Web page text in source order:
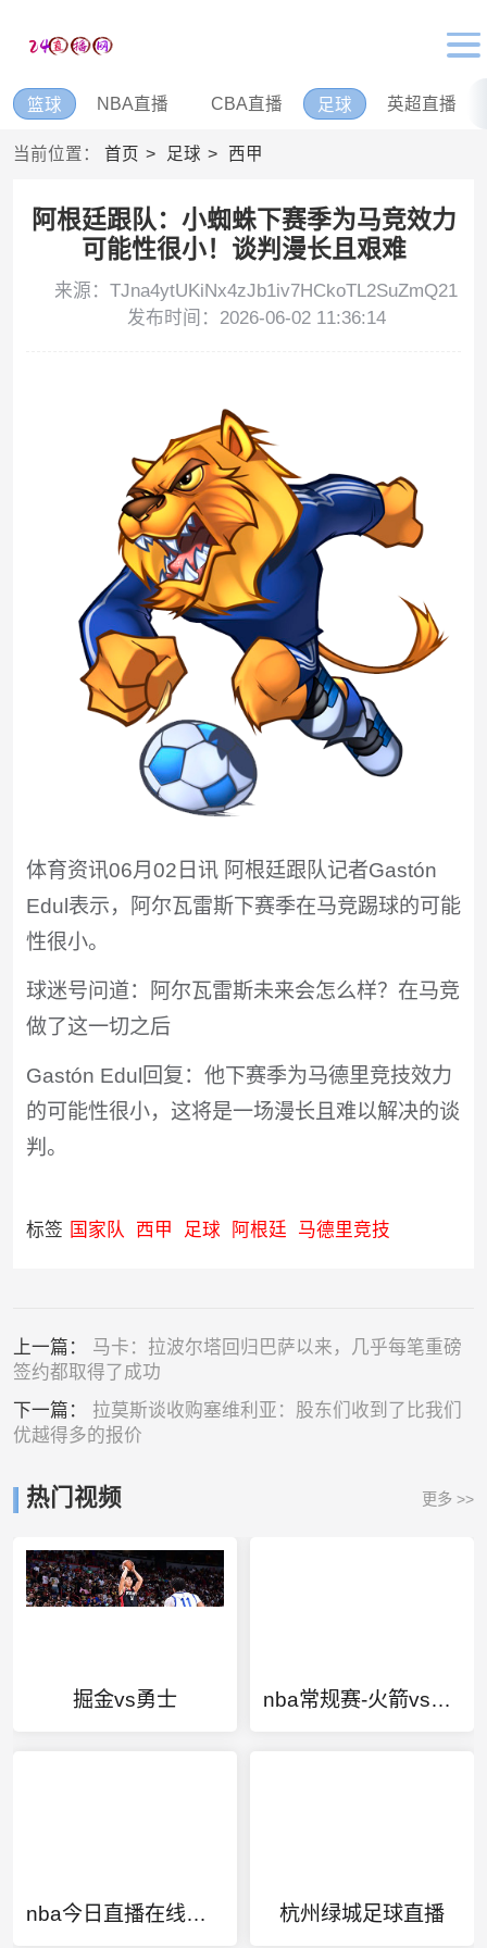
篮球 NBA直播 CBA直播 足球 英超直播
当前位置： 首页 足球 西甲
阿根廷跟队：小蜘蛛下赛季为马竞效力
可能性很小！谈判漫长且艰难
来源：TJna4ytUKiNx4zJb1iv7HCkoTL2SuZmQ21
发布时间：2026-06-02 11:36:14
体育资讯06月02日讯 阿根廷跟队记者Gastón
Edul表示，阿尔瓦雷斯下赛季在马竞踢球的可能
性很小。
球迷号问道：阿尔瓦雷斯未来会怎么样？在马竞
做了这一切之后
Gastón Edul回复：他下赛季为马德里竞技效力
的可能性很小，这将是一场漫长且难以解决的谈
判。
标签 国家队 西甲 足球 阿根廷 马德里竞技
上一篇： 马卡：拉波尔塔回归巴萨以来，几乎每笔重磅
签约都取得了成功
下一篇： 拉莫斯谈收购塞维利亚：股东们收到了比我们
优越得多的报价
热门视频 更多 >>
掘金vs勇士 nba常规赛-火箭vs快船
nba今日直播在线观看 杭州绿城足球直播